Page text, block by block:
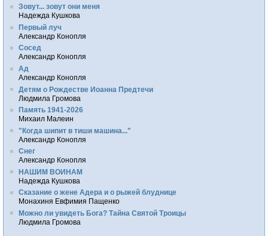
Зовут... зовут они меня
Надежда Кушкова
Первый луч
Александр Конопля
Сосед
Александр Конопля
Ад
Александр Конопля
Детям о Рождестве Иоанна Предтечи
Людмила Громова
Память 1941-2026
Михаил Малеин
"Когда шипит в тиши машина..."
Александр Конопля
Снег
Александр Конопля
НАШИМ ВОИНАМ
Надежда Кушкова
Сказание о жене Адера и о рыжей блуднице
Монахиня Евфимия Пащенко
Можно ли увидеть Бога? Тайна Святой Троицы
Людмила Громова